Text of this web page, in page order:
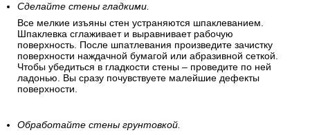
Сделайте стены гладкими.
Все мелкие изъяны стен устраняются шпаклеванием.
Шпаклевка сглаживает и выравнивает рабочую
поверхность. После шпатлевания произведите зачистку
поверхности наждачной бумагой или абразивной сеткой.
Чтобы убедиться в гладкости стены – проведите по ней
ладонью. Вы сразу почувствуете малейшие дефекты
поверхности.
Обработайте стены грунтовкой.